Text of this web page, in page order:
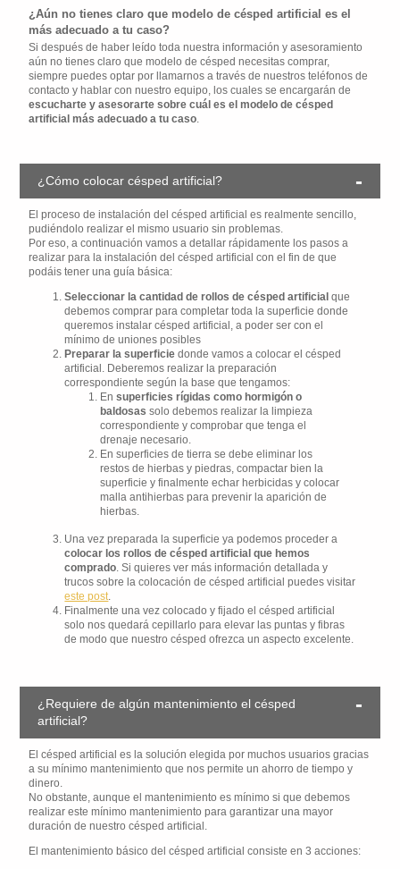
¿Aún no tienes claro que modelo de césped artificial es el
más adecuado a tu caso?
Si después de haber leído toda nuestra información y asesoramiento
aún no tienes claro que modelo de césped necesitas comprar,
siempre puedes optar por llamarnos a través de nuestros teléfonos de
contacto y hablar con nuestro equipo, los cuales se encargarán de
escucharte y asesorarte sobre cuál es el modelo de césped
artificial más adecuado a tu caso.
¿Cómo colocar césped artificial?
El proceso de instalación del césped artificial es realmente sencillo,
pudiéndolo realizar el mismo usuario sin problemas.
Por eso, a continuación vamos a detallar rápidamente los pasos a
realizar para la instalación del césped artificial con el fin de que
podáis tener una guía básica:
Seleccionar la cantidad de rollos de césped artificial que
debemos comprar para completar toda la superficie donde
queremos instalar césped artificial, a poder ser con el
mínimo de uniones posibles
Preparar la superficie donde vamos a colocar el césped
artificial. Deberemos realizar la preparación
correspondiente según la base que tengamos:
Ensuperficies rígidas como hormigón o
baldosas solo debemos realizar la limpieza
correspondiente y comprobar que tenga el
drenaje necesario.
En superficies de tierra se debe eliminar los
restos de hierbas y piedras, compactar bien la
superficie y finalmente echar herbicidas y colocar
malla antihierbas para prevenir la aparición de
hierbas.
Una vez preparada la superficie ya podemos proceder a
colocar los rollos de césped artificial que hemos
comprado. Si quieres ver más información detallada y
trucos sobre la colocación de césped artificial puedes visitar
este post.
Finalmente una vez colocado y fijado el césped artificial
solo nos quedará cepillarlo para elevar las puntas y fibras
de modo que nuestro césped ofrezca un aspecto excelente.
¿Requiere de algún mantenimiento el césped
artificial?
El césped artificial es la solución elegida por muchos usuarios gracias
a su mínimo mantenimiento que nos permite un ahorro de tiempo y
dinero.
No obstante, aunque el mantenimiento es mínimo si que debemos
realizar este mínimo mantenimiento para garantizar una mayor
duración de nuestro césped artificial.
El mantenimiento básico del césped artificial consiste en 3 acciones: